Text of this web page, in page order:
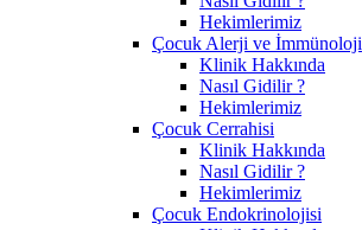
Hekimlerimiz
Çocuk Alerji ve İmmünoloji
Klinik Hakkında
Nasıl Gidilir ?
Hekimlerimiz
Çocuk Cerrahisi
Klinik Hakkında
Nasıl Gidilir ?
Hekimlerimiz
Çocuk Endokrinolojisi